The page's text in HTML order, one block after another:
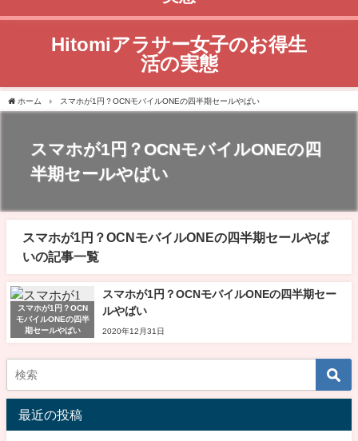
Hitomiアラサー女子のお得生
活の実態
ホーム スマホが1円？OCNモバイルONEの四半期セールやばい
スマホが1円？OCNモバイルONEの四
半期セールやばい
スマホが1円？OCNモバイルONEの四半期セールやば
いの記事一覧
スマホが1円？OCN
モバイルONEの四半
期セールやばい
スマホが1円？OCNモバイルONEの四半期セー
ルやばい
2020年12月31日
最近の投稿